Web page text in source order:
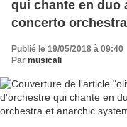
qui chante en duo
concerto
Publié le 19/05/2018 à 09:40
Par musicali